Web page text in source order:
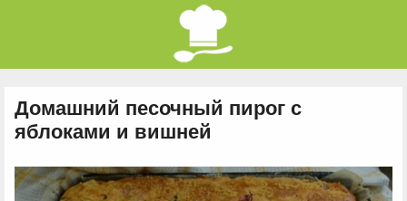
Домашний песочный пирог с
яблоками и вишней